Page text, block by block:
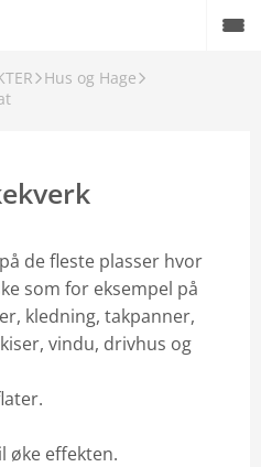
Hus og Hage
de fleste plasser hvor
som for eksempel på
kledning, takpanner,
vindu, drivhus og
øke effekten.